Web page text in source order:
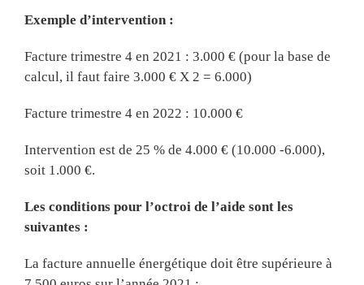
Exemple d’intervention :
Facture trimestre 4 en 2021 : 3.000 € (pour la base de
calcul, il faut faire 3.000 € X 2 = 6.000)
Facture trimestre 4 en 2022 : 10.000 €
Intervention est de 25 % de 4.000 € (10.000 -6.000),
soit 1.000 €.
Les conditions pour l’octroi de l’aide sont les
suivantes :
La facture annuelle énergétique doit être supérieure à